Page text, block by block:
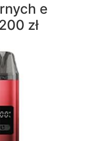
e
zł